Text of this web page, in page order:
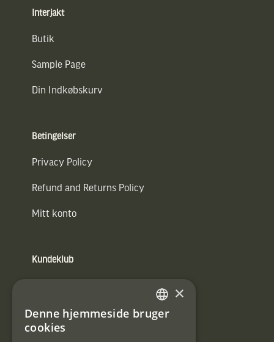
Interjakt
Butik
Sample Page
Din Indkøbskurv
Betingelser
Privacy Policy
Refund and Returns Policy
Mitt konto
Kundeklub
E-
SWEDISH
×
Denne hjemmeside bruger
cookies